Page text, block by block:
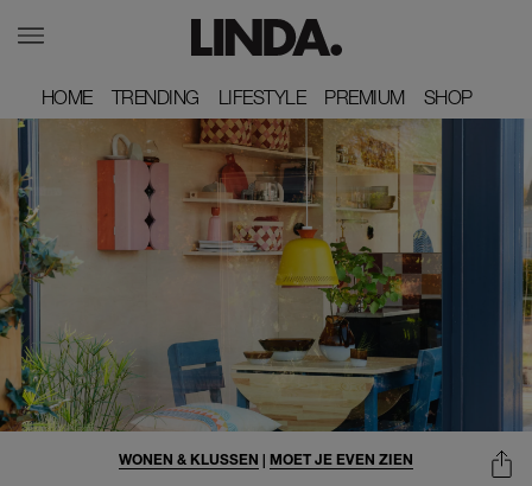
HOME
HOME TRENDING
TRENDING LIFESTYLE
LIFESTYLE PREMIUM
PREMIUM SHOP
SHOP
WONEN & KLUSSEN | MOET JE EVEN ZIEN